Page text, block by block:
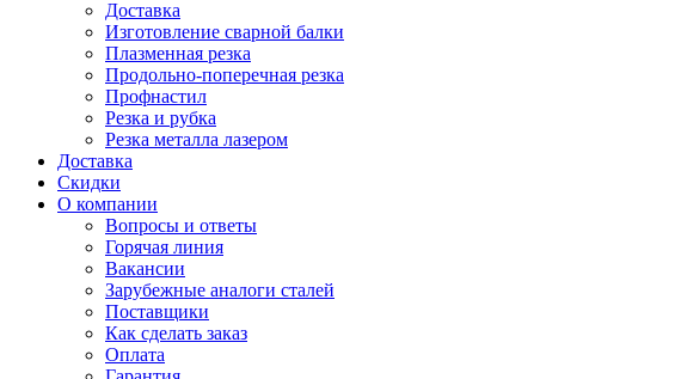
Доставка
Изготовление сварной балки
Плазменная резка
Продольно-поперечная резка
Профнастил
Резка и рубка
Резка металла лазером
Доставка
Скидки
О компании
Вопросы и ответы
Горячая линия
Вакансии
Зарубежные аналоги сталей
Поставщики
Как сделать заказ
Оплата